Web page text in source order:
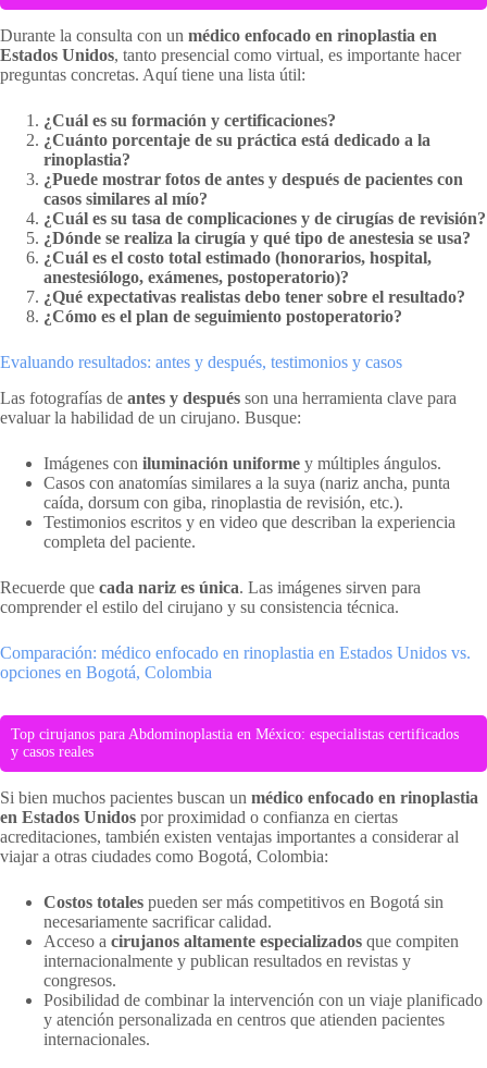
Durante la consulta con un médico enfocado en rinoplastia en
Estados Unidos, tanto presencial como virtual, es importante hacer
preguntas concretas. Aquí tiene una lista útil:
¿Cuál es su formación y certificaciones?
¿Cuánto porcentaje de su práctica está dedicado a la
rinoplastia?
¿Puede mostrar fotos de antes y después de pacientes con
casos similares al mío?
¿Cuál es su tasa de complicaciones y de cirugías de revisión?
¿Dónde se realiza la cirugía y qué tipo de anestesia se usa?
¿Cuál es el costo total estimado (honorarios, hospital,
anestesiólogo, exámenes, postoperatorio)?
¿Qué expectativas realistas debo tener sobre el resultado?
¿Cómo es el plan de seguimiento postoperatorio?
Evaluando resultados: antes y después, testimonios y casos
Las fotografías de antes y después son una herramienta clave para
evaluar la habilidad de un cirujano. Busque:
Imágenes con iluminación uniforme y múltiples ángulos.
Casos con anatomías similares a la suya (nariz ancha, punta
caída, dorsum con giba, rinoplastia de revisión, etc.).
Testimonios escritos y en video que describan la experiencia
completa del paciente.
Recuerde que cada nariz es única. Las imágenes sirven para
comprender el estilo del cirujano y su consistencia técnica.
Comparación: médico enfocado en rinoplastia en Estados Unidos vs.
opciones en Bogotá, Colombia
Top cirujanos para Abdominoplastia en México: especialistas certificados
y casos reales
Si bien muchos pacientes buscan un médico enfocado en rinoplastia
en Estados Unidos por proximidad o confianza en ciertas
acreditaciones, también existen ventajas importantes a considerar al
viajar a otras ciudades como Bogotá, Colombia:
Costos totales pueden ser más competitivos en Bogotá sin
necesariamente sacrificar calidad.
Acceso a cirujanos altamente especializados que compiten
internacionalmente y publican resultados en revistas y
congresos.
Posibilidad de combinar la intervención con un viaje planificado
y atención personalizada en centros que atienden pacientes
internacionales.